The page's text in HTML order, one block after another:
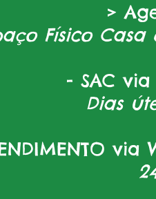
>
Físico Casa
- SAC via
Dias
via